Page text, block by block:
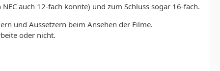
auch 12-fach konnte) und zum Schluss sogar 16-fach.
und Aussetzern beim Ansehen der Filme.
oder nicht.